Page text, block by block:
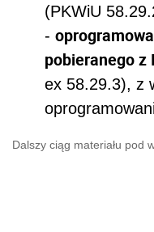
(PKWiU
-
pobieranego z
ex 58.29.3), z
Dalszy ciąg materiału pod